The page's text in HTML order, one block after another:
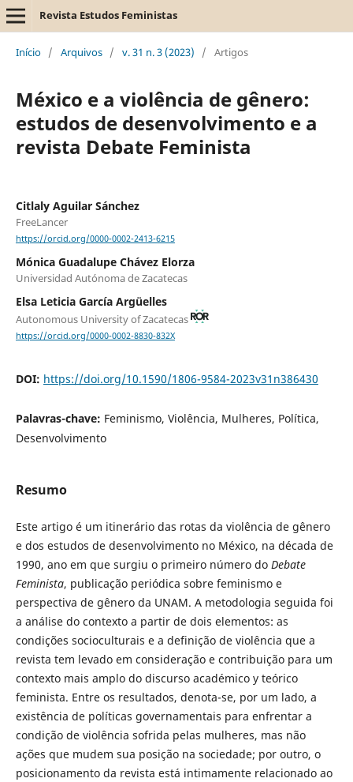
Revista Estudos Feministas
Início / Arquivos / v. 31 n. 3 (2023) / Artigos
México e a violência de gênero:
estudos de desenvolvimento e a
revista Debate Feminista
Citlaly Aguilar Sánchez
FreeLancer
https://orcid.org/0000-0002-2413-6215
Mónica Guadalupe Chávez Elorza
Universidad Autónoma de Zacatecas
Elsa Leticia García Argüelles
Autonomous University of Zacatecas
https://orcid.org/0000-0002-8830-832X
DOI: https://doi.org/10.1590/1806-9584-2023v31n386430
Palavras-chave: Feminismo, Violência, Mulheres, Política,
Desenvolvimento
Resumo
Este artigo é um itinerário das rotas da violência de gênero
e dos estudos de desenvolvimento no México, na década de
1990, ano em que surgiu o primeiro número do Debate
Feminista, publicação periódica sobre feminismo e
perspectiva de gênero da UNAM. A metodologia seguida foi
a análise do contexto a partir de dois elementos: as
condições socioculturais e a definição de violência que a
revista tem levado em consideração e contribuição para um
contexto mais amplo do discurso académico y teórico
feminista. Entre os resultados, denota-se, por um lado, a
existência de políticas governamentais para enfrentar a
condição de violência sofrida pelas mulheres, mas não
ações que mudem sua posição na sociedade; por outro, o
posicionamento da revista está intimamente relacionado ao